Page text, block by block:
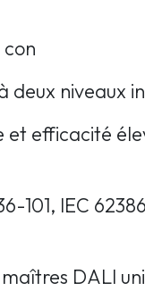
con
deux niveaux
et efficacité
101, IEC
DALI